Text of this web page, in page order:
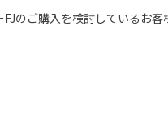
のご購入を検討しているお